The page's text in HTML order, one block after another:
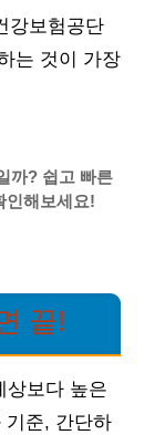
강보험공단
는 것이 가장
까? 쉽고 빠른
인해보세요!
끝!
상보다 높은
기준, 간단하